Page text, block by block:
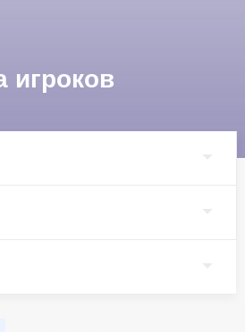
игроков